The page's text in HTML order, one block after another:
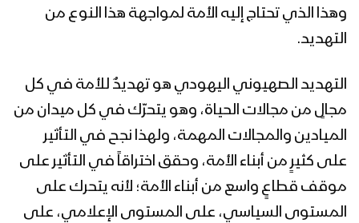
قصيدة (نداء القدس) الشاعر أبو صالح
الغراسي – الإعلام الحربي 1442هـ
ميادين الجهاد – حلقة خاصة بمناسبة يوم
وهذا الذي تحتاج إليه الأمة لمواجهة هذا النوع من
التهديد.
التهديد الصهيوني اليهودي هو تهديدٌ للأمة في كل
مجالٍ من مجالات الحياة، وهو يتحرّك في كل ميدان من
الميادين والمجالات المهمة، ولهذا نجح في التأثير
على كثيرٍ من أبناء الأمة، وحقق اختراقاً في التأثير على
موقف قطاعٍ واسع من أبناء الأمة؛ لأنه يتحرك على
المستوى السياسي، على المستوى الإعلامي، على